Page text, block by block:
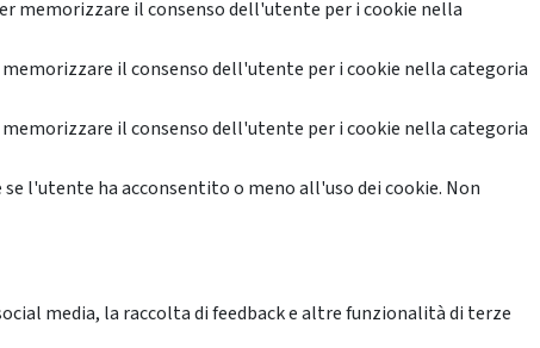
memorizzare il consenso dell'utente per i cookie nella
il consenso dell'utente per i cookie nella categoria
il consenso dell'utente per i cookie nella categoria
l'utente ha acconsentito o meno all'uso dei cookie. Non
media, la raccolta di feedback e altre funzionalità di terze